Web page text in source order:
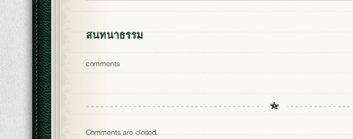
สนทนาธรรม
comments
Comments are closed.